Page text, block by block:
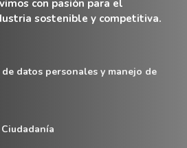
con pasión para el
sostenible y competitiva.
datos personales y manejo de